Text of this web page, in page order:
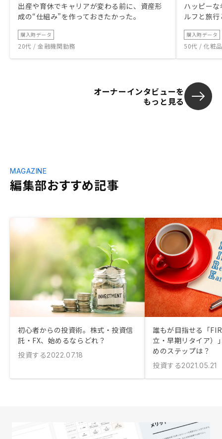
出産や育休でキャリアが変わる前に、資産形
成の“仕組み”を作っておきたかった。
購入時データ
20代 / 金融機関勤務
ハッピー
ルフと旅
購入時データ
50代 / 化粧
オーナーインタビューを
もっと見る
編集部おすすめ記事
MAGAZINE
初心者からの投資術。株式・投資信
託・FX、始めるならどれ？
投資する2022.07.18
誰もが目指せる「
立・早期リタイア）
めのステップは？
投資する2021.05.21